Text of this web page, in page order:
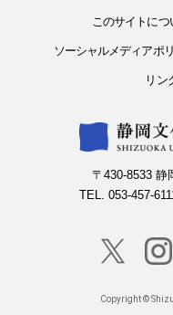
このサイトにつ
ソーシャルメディアポ
リン
〒430-8533 静
TEL. 053-457-
Copyright ©